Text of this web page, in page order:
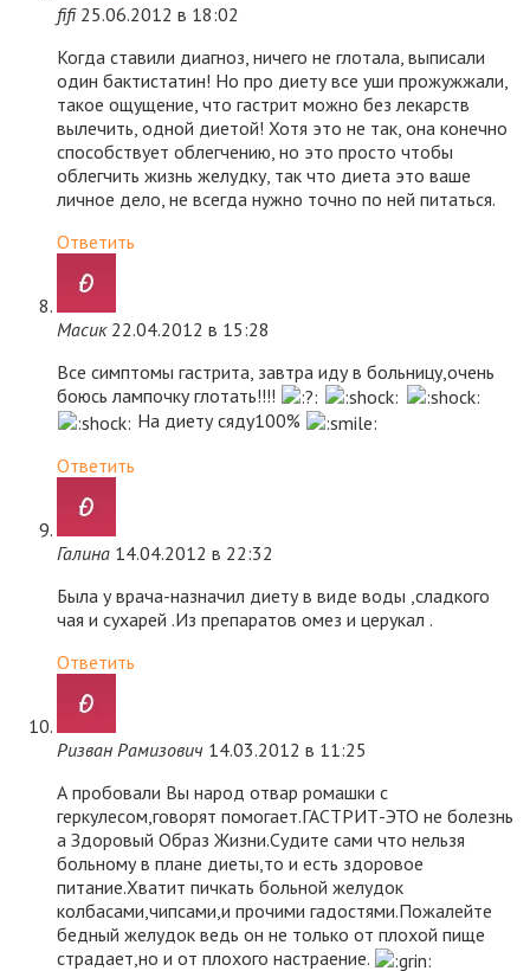
fifi 25.06.2012 в 18:02
Когда ставили диагноз, ничего не глотала, выписали
один бактистатин! Но про диету все уши прожужжали,
такое ощущение, что гастрит можно без лекарств
вылечить, одной диетой! Хотя это не так, она конечно
способствует облегчению, но это просто чтобы
облегчить жизнь желудку, так что диета это ваше
личное дело, не всегда нужно точно по ней питаться.
Ответить
Масик 22.04.2012 в 15:28
Все симптомы гастрита, завтра иду в больницу,очень
боюсь лампочку глотать!!!!
На диету сяду100%
Ответить
Галина 14.04.2012 в 22:32
Была у врача-назначил диету в виде воды ,сладкого
чая и сухарей .Из препаратов омез и церукал .
Ответить
Ризван Рамизович 14.03.2012 в 11:25
А пробовали Вы народ отвар ромашки с
геркулесом,говорят помогает.ГАСТРИТ-ЭТО не болезнь
а Здоровый Образ Жизни.Судите сами что нельзя
больному в плане диеты,то и есть здоровое
питание.Хватит пичкать больной желудок
колбасами,чипсами,и прочими гадостями.Пожалейте
бедный желудок ведь он не только от плохой пище
страдает,но и от плохого настраение.